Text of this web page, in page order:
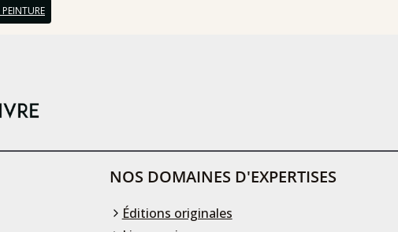
NOS DOMAINES D'EXPERTISES
Éditions originales